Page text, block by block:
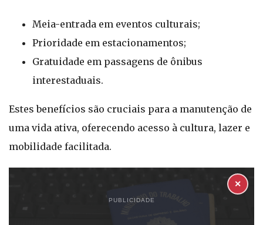
Meia-entrada em eventos culturais;
Prioridade em estacionamentos;
Gratuidade em passagens de ônibus
interestaduais.
Estes benefícios são cruciais para a manutenção de
uma vida ativa, oferecendo acesso à cultura, lazer e
mobilidade facilitada.
PUBLICIDADE
✕